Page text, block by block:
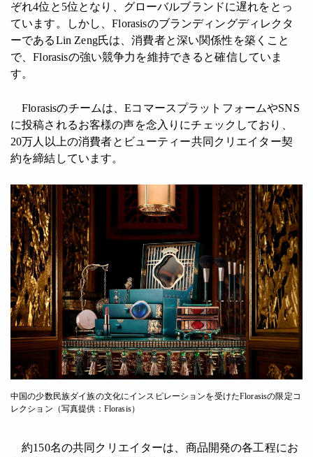
ぞれ4位と5位となり、グローバルブランドに遅れをとっ
ています。しかし、Florasisのブランディングディレクタ
ーであるLin Zeng氏は、消費者と深い関係性を築くこと
で、Florasisの強い競争力を維持できると確信していま
す。
Florasisのチームは、EコマースプラットフォームやSNS
に投稿されるお客様の声を念入りにチェックしており、
20万人以上の消費者とビューティー共同クリエイター契
約を締結しています。
中国の少数民族ダイ族の文化にインスピレーションを受けたFlorasisの限定コ
レクション（写真提供：Florasis）
約150名の共同クリエイターは、商品開発の各工程にお